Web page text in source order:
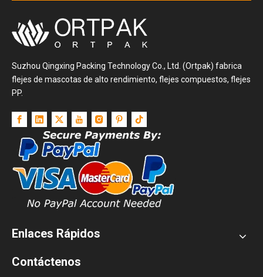
Suzhou Qingxing Packing Technology Co., Ltd. (Ortpak) fabrica
flejes de mascotas de alto rendimiento, flejes compuestos, flejes
PP.
Enlaces Rápidos
Contáctenos